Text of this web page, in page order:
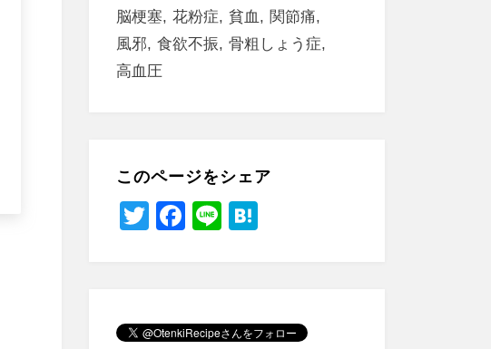
脳梗塞
花粉症 貧血
関節痛
風邪
食欲不振
骨粗しょう症
高血圧
このページをシェア
T
F
b
Li
a